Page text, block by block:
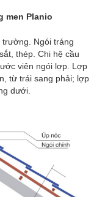
men Planio
Ngói tráng
thép. Chi hệ cầu
viên ngói lợp. Lợp
từ trái sang phải; lợp
dưới.